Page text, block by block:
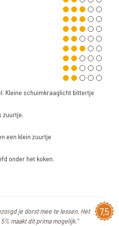
Kleine schuimkraaglicht bittertje
zuurtje.
een klein zuurtje
onder het koken.
7,5
je dorst mee te lessen. Het
maakt dit prima mogelijk."